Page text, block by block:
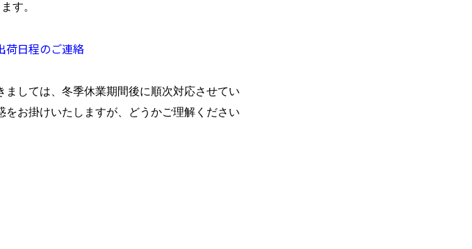
一覧へ
す。
日程のご連絡
しては、冬季休業期間後に順次対応させてい
お掛けいたしますが、どうかご理解ください